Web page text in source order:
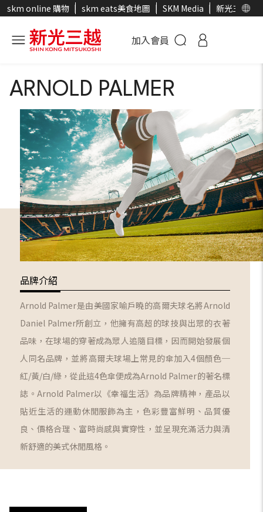
skm online 購物 skm eats美食地圖 SKM Media 新光三越官
加入會員
ARNOLD PALMER
品牌介紹
Arnold Palmer是由美國家喻戶曉的高爾夫球名將Arnold
Daniel Palmer所創立，他擁有高超的球技與出眾的衣著
品味，在球場的穿著成為眾人追隨目標，因而開始發展個
人同名品牌，並將高爾夫球場上常見的傘加入4個顏色─
紅/黃/白/綠，從此這4色傘便成為Arnold Palmer的著名標
誌。Arnold Palmer以《幸福生活》為品牌精神，產品以
貼近生活的運動休閒服飾為主，色彩豐富鮮明、品質優
良、價格合理、富時尚感與實穿性，並呈現充滿活力與清
新舒適的美式休閒風格。